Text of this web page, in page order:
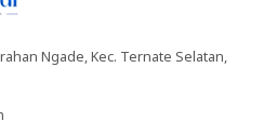
Ngade, Kec. Ternate Selatan,